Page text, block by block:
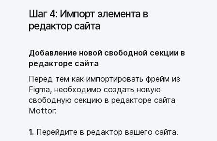
Шаг 4: Импорт элемента в
редактор сайта
Добавление новой свободной секции в
редакторе сайта
Перед тем как импортировать фрейм из
Figma, необходимо создать новую
свободную секцию в редакторе сайта
Mottor:
1. Перейдите в редактор вашего сайта.